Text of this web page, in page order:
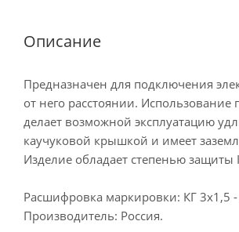
Описание
Предназначен для подключения
от него расстоянии.
делает возможной эксплуатацию
каучуковой крышкой и имеет
Изделие обладает степенью
Расшифровка маркировки: КГ 3х1,5
Производитель: Россия.